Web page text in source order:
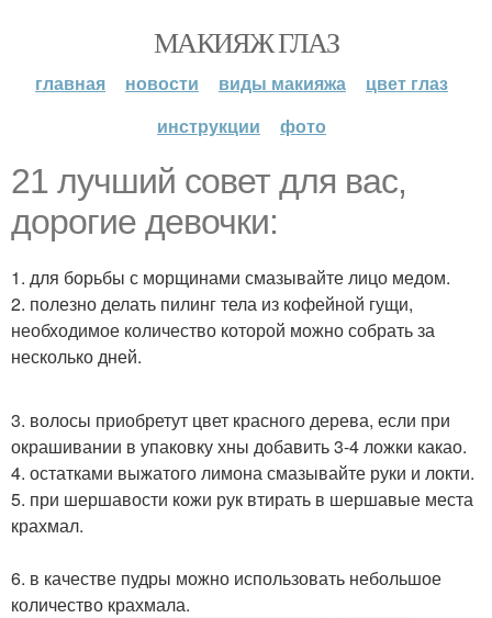
МАКИЯЖ ГЛАЗ
главная новости виды макияжа
цвет глаз
инструкции
фото
21 лучший совет для вас,
дорогие девочки:
1. для борьбы с морщинами смазывайте лицо медом.
2. полезно делать пилинг тела из кофейной гущи,
необходимое количество которой можно собрать за
несколько дней.
3. волосы приобретут цвет красного дерева, если при
окрашивании в упаковку хны добавить 3-4 ложки какао.
4. остатками выжатого лимона смазывайте руки и локти.
5. при шершавости кожи рук втирать в шершавые места
крахмал.
6. в качестве пудры можно использовать небольшое
количество крахмала.